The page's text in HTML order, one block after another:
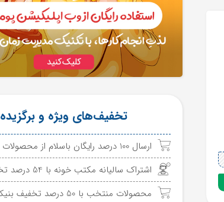
تخفیف‌های ویژه و برگزیده
ارسال 100 درصد رایگان باسلام از محصولات منتخب
اشتراک سالیانه مکتب خونه با 54 درصد تخفیف
محصولات منتخب با 50 درصد تخفیف بنیکس